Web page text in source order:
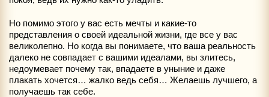
Но помимо этого у вас есть мечты и какие-то
представления о своей идеальной жизни, где все у вас
великолепно. Но когда вы понимаете, что ваша реальность
далеко не совпадает с вашими идеалами, вы злитесь,
недоумевает почему так, впадаете в уныние и даже
плакать хочется… жалко ведь себя… Желаешь лучшего, а
получаешь так себе.